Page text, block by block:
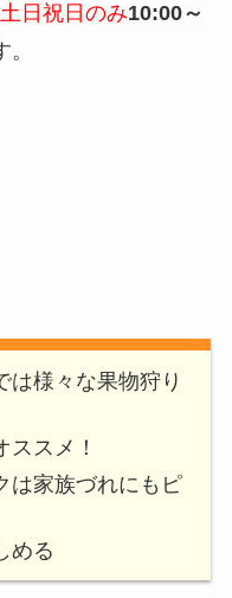
土日祝日のみ10:00～
は様々な果物狩り
スメ！
は家族づれにもピ
める